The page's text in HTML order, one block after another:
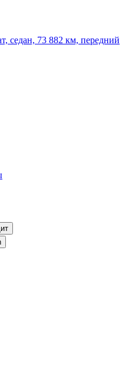
седан, 73 882 км, передний